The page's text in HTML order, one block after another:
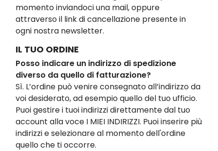
momento inviandoci una mail, oppure
attraverso il link di cancellazione presente in
ogni nostra newsletter.
IL TUO ORDINE
Posso indicare un indirizzo di spedizione
diverso da quello di fatturazione?
Sì. L’ordine può venire consegnato all’indirizzo da
voi desiderato, ad esempio quello del tuo ufficio.
Puoi gestire i tuoi indirizzi direttamente dal tuo
account alla voce I MIEI INDIRIZZI. Puoi inserire più
indirizzi e selezionare al momento dell'ordine
quello che ti occorre.